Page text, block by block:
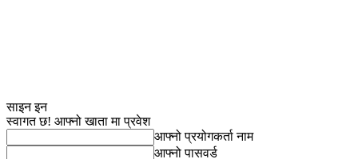
साइन इन
स्वागत छ! आफ्नो खाता मा प्रवेश
आफ्नो प्रयोगकर्ता नाम
आफ्नो पासवर्ड